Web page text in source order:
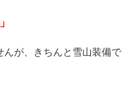
が、きちんと雪山装備で